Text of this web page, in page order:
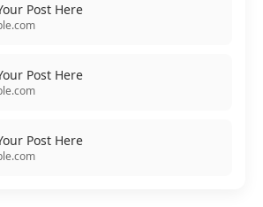
Post Here
Post Here
Post Here